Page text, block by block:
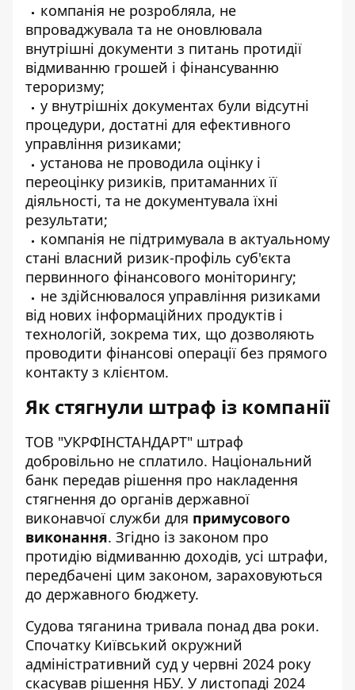
компанія не розробляла, не
впроваджувала та не оновлювала
внутрішні документи з питань протидії
відмиванню грошей і фінансуванню
тероризму;
у внутрішніх документах були відсутні
процедури, достатні для ефективного
управління ризиками;
установа не проводила оцінку і
переоцінку ризиків, притаманних її
діяльності, та не документувала їхні
результати;
компанія не підтримувала в актуальному
стані власний ризик-профіль суб'єкта
первинного фінансового моніторингу;
не здійснювалося управління ризиками
від нових інформаційних продуктів і
технологій, зокрема тих, що дозволяють
проводити фінансові операції без прямого
контакту з клієнтом.
Як стягнули штраф із компанії
ТОВ "УКРФІНСТАНДАРТ" штраф
добровільно не сплатило. Національний
банк передав рішення про накладення
стягнення до органів державної
виконавчої служби для примусового
виконання. Згідно із законом про
протидію відмиванню доходів, усі штрафи,
передбачені цим законом, зараховуються
до державного бюджету.
Судова тяганина тривала понад два роки.
Спочатку Київський окружний
адміністративний суд у червні 2024 року
скасував рішення НБУ. У листопаді 2024